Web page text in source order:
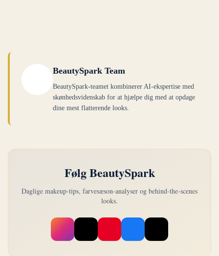
BeautySpark Team
BeautySpark-teamet kombinerer AI-ekspertise med
skønhedsvidenskab for at hjælpe dig med at opdage
dine mest flatterende looks.
Følg BeautySpark
Daglige makeup-tips, farvesæson-analyser og behind-the-scenes
looks.